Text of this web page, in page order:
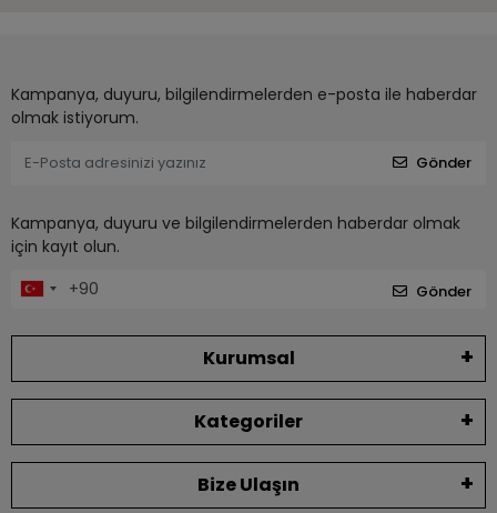
Kampanya, duyuru, bilgilendirmelerden e-posta ile haberdar
olmak istiyorum.
Gönder
Kampanya, duyuru ve bilgilendirmelerden haberdar olmak
için kayıt olun.
Gönder
Kurumsal
Kategoriler
Bize Ulaşın